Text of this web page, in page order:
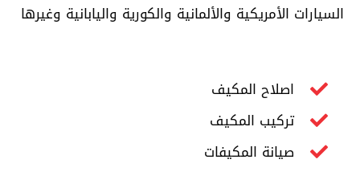
السيارات الأمريكية والألمانية والكورية واليابانية وغيرها
اصلاح المكيف
تركيب المكيف
صيانة المكيفات